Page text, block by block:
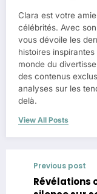
Clara est votre
célébrités. Avec
vous dévoile les
histoires
monde du
des contenus
analyses sur les
delà.
View All Posts
Previous post
Révélations